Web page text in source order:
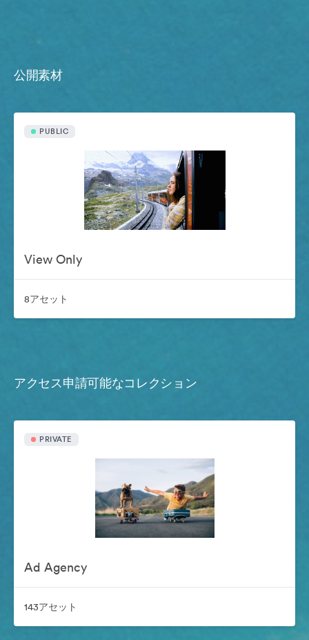
公開素材
PUBLIC
View Only
8アセット
アクセス申請可能なコレクション
PRIVATE
Ad Agency
143アセット